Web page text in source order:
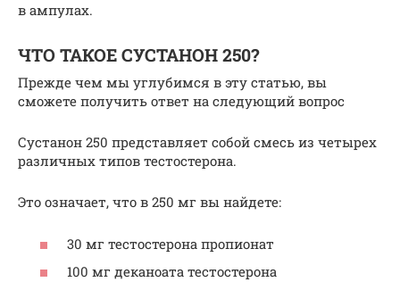
в ампулах.
ЧТО ТАКОЕ СУСТАНОН 250?
Прежде чем мы углубимся в эту статью, вы
сможете получить ответ на следующий вопрос
Сустанон 250 представляет собой смесь из четырех
различных типов тестостерона.
Это означает, что в 250 мг вы найдете:
30 мг тестостерона пропионат
100 мг деканоата тестостерона